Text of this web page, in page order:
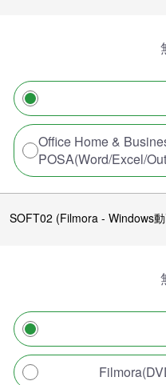
Office Home &
POSA(Word/Excel/
SOFT02 (Filmora - Windows